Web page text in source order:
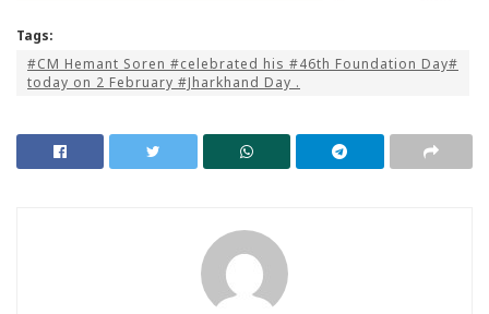
Tags:
#CM Hemant Soren #celebrated his #46th Foundation Day#
today on 2 February #Jharkhand Day .